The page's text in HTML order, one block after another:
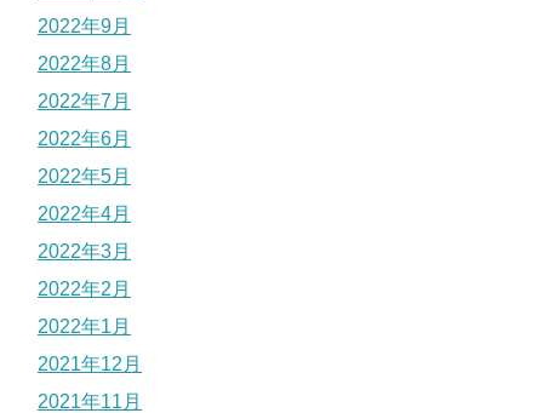
2022年9月
2022年8月
2022年7月
2022年6月
2022年5月
2022年4月
2022年3月
2022年2月
2022年1月
2021年12月
2021年11月